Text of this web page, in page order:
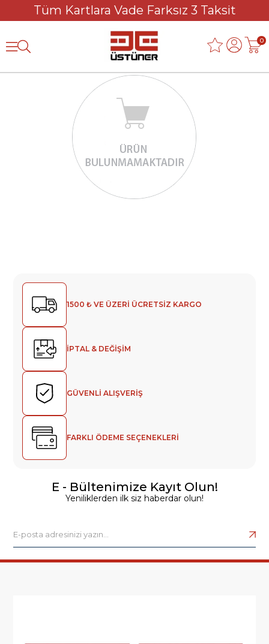
Tüm Kartlara Vade Farksız 3 Taksit
0
1500 ₺ VE ÜZERİ ÜCRETSİZ KARGO
İPTAL & DEĞİŞİM
GÜVENLİ ALIŞVERİŞ
FARKLI ÖDEME SEÇENEKLERİ
E - Bültenimize Kayıt Olun!
Yeniliklerden ilk siz haberdar olun!